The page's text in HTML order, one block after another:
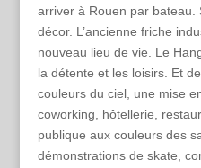
arriver à Rouen par bateau.
décor. L’ancienne friche
nouveau lieu de vie. Le
la détente et les loisirs. Et
couleurs du ciel, une mise
coworking, hôtellerie,
publique aux couleurs des
démonstrations de skate,